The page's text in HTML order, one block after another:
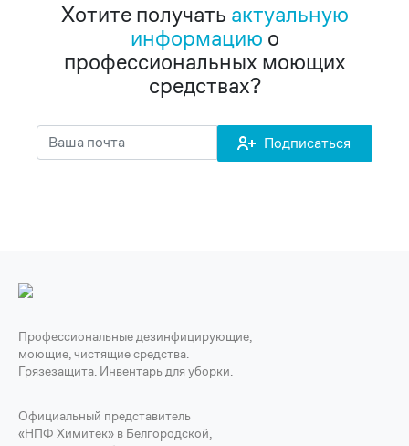
Хотите получать актуальную
информацию о
профессиональных моющих
средствах?
Подписаться
Профессиональные дезинфицирующие,
моющие, чистящие средства.
Грязезащита. Инвентарь для уборки.
Официальный представитель
«НПФ Химитек» в Белгородской,